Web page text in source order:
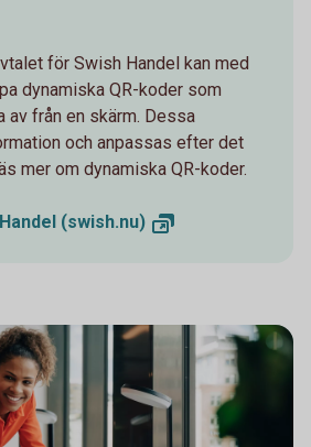
för Swish Handel kan med
dynamiska QR-koder som
av från en skärm. Dessa
och anpassas efter det
mer om dynamiska QR-koder.
(swish.nu)